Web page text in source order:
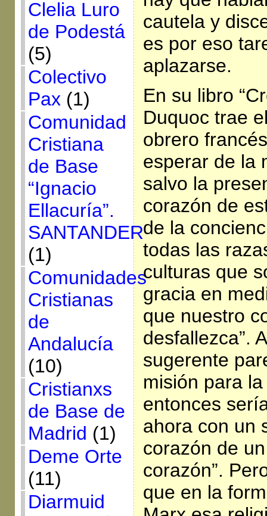
Clelia Luro
de Podestá
(5)
Colectivo
Pax (1)
Comunidad
Cristiana
de Base
“Ignacio
Ellacuría”.
SANTANDER
(1)
Comunidades
Cristianas
de
Andalucía
(10)
Cristianxs
de Base de
Madrid (1)
Deme Orte
(11)
Diarmuid
cautela y
es por eso
aplazarse.
En su libro
Duquoc trae
obrero
esperar de la
salvo la
corazón de
de la
todas las
culturas que
gracia en
que nuestro
desfallezca”.
sugerente
misión para
entonces
ahora con un
corazón de
corazón”.
que en la